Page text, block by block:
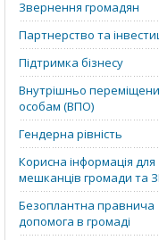
Звернення громадян
Партнерство та
Підтримка бізнесу
Внутрішньо
особам (ВПО)
Гендерна рівність
Корисна інформація для
мешканців громади та
Безоплантна правнича
допомога в громаді